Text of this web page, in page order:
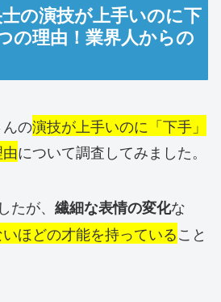
の演技が上手いのに下
の理由！業界人からの
の演技が上手いのに「下手」
について調査してみました。
たが、 繊細な表情の変化な
ほどの才能を持っていること